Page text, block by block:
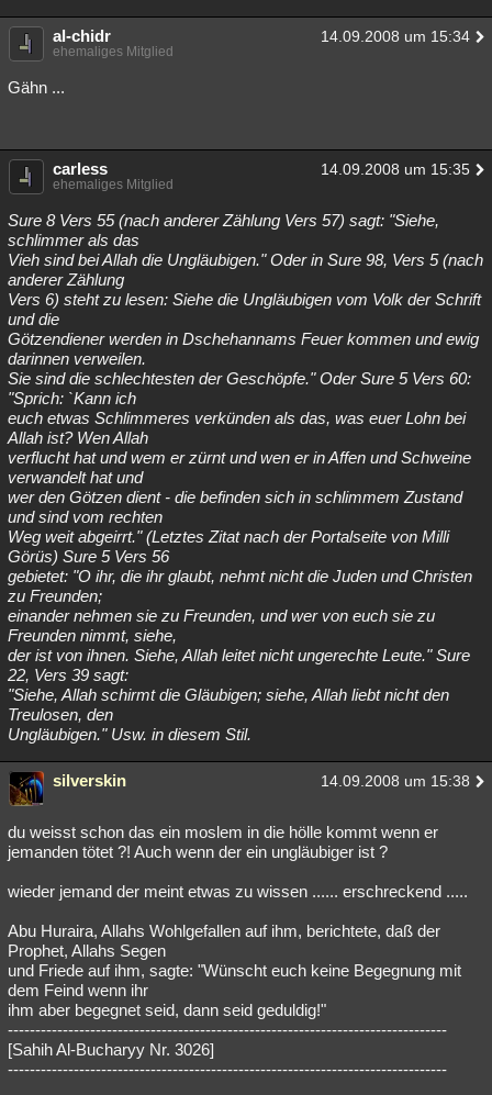
al-chidr 14.09.2008 um 15:34
ehemaliges Mitglied
Gähn ...
carless 14.09.2008 um 15:35
ehemaliges Mitglied
Sure 8 Vers 55 (nach anderer Zählung Vers 57) sagt: "Siehe,
schlimmer als das
Vieh sind bei Allah die Ungläubigen." Oder in Sure 98, Vers 5 (nach
anderer Zählung
Vers 6) steht zu lesen: Siehe die Ungläubigen vom Volk der Schrift
und die
Götzendiener werden in Dschehannams Feuer kommen und ewig
darinnen verweilen.
Sie sind die schlechtesten der Geschöpfe." Oder Sure 5 Vers 60:
"Sprich: `Kann ich
euch etwas Schlimmeres verkünden als das, was euer Lohn bei
Allah ist? Wen Allah
verflucht hat und wem er zürnt und wen er in Affen und Schweine
verwandelt hat und
wer den Götzen dient - die befinden sich in schlimmem Zustand
und sind vom rechten
Weg weit abgeirrt." (Letztes Zitat nach der Portalseite von Milli
Görüs) Sure 5 Vers 56
gebietet: "O ihr, die ihr glaubt, nehmt nicht die Juden und Christen
zu Freunden;
einander nehmen sie zu Freunden, und wer von euch sie zu
Freunden nimmt, siehe,
der ist von ihnen. Siehe, Allah leitet nicht ungerechte Leute." Sure
22, Vers 39 sagt:
"Siehe, Allah schirmt die Gläubigen; siehe, Allah liebt nicht den
Treulosen, den
Ungläubigen." Usw. in diesem Stil.
silverskin 14.09.2008 um 15:38
du weisst schon das ein moslem in die hölle kommt wenn er
jemanden tötet ?! Auch wenn der ein ungläubiger ist ?
wieder jemand der meint etwas zu wissen ...... erschreckend .....
Abu Huraira, Allahs Wohlgefallen auf ihm, berichtete, daß der
Prophet, Allahs Segen
und Friede auf ihm, sagte: "Wünscht euch keine Begegnung mit
dem Feind wenn ihr
ihm aber begegnet seid, dann seid geduldig!"
--------------------------------------------------------------------------------
[Sahih Al-Bucharyy Nr. 3026]
--------------------------------------------------------------------------------